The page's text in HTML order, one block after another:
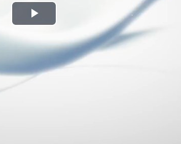
Play
Video